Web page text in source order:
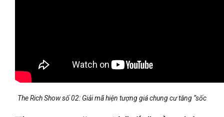
The Rich Show số 02: Giải mã hiện tượng giá chung cư tăng “sốc